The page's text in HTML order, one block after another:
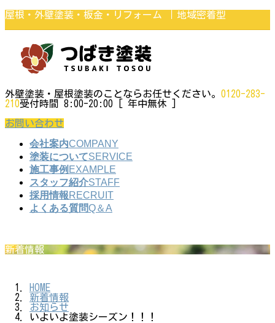
コ
ナ
移
動
屋根・外壁塗装・板金・リフォーム ｜地域密着型
外壁塗装・屋根塗装のことならお任せください。 0120-283-
210受付時間 8:00-20:00 [ 年中無休 ]
お問い合わせ
会社案内COMPANY
塗装についてSERVICE
施工事例 EXAMPLE
スタッフ紹介STAFF
採用情報RECRUIT
よくある質問Q＆A
新着情報
HOME
新着情報
お知らせ
いよいよ塗装シーズン！！！